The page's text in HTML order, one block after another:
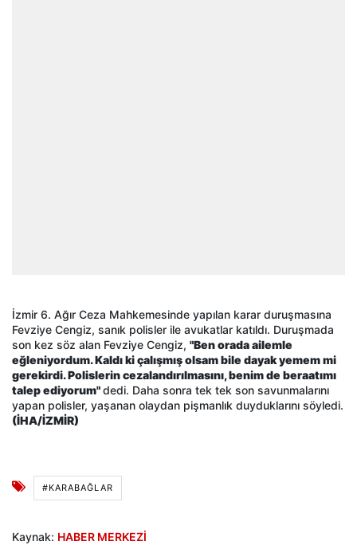
İzmir 6. Ağır Ceza Mahkemesinde yapılan karar duruşmasına
Fevziye Cengiz, sanık polisler ile avukatlar katıldı. Duruşmada
son kez söz alan Fevziye Cengiz, "Ben orada ailemle
eğleniyordum. Kaldı ki çalışmış olsam bile dayak yemem mi
gerekirdi. Polislerin cezalandırılmasını, benim de beraatımı
talep ediyorum"dedi. Daha sonra tek tek son savunmalarını
yapan polisler, yaşanan olaydan pişmanlık duyduklarını söyledi.
(İHA/İZMİR)
#KARABAĞLAR
Kaynak: HABER MERKEZİ